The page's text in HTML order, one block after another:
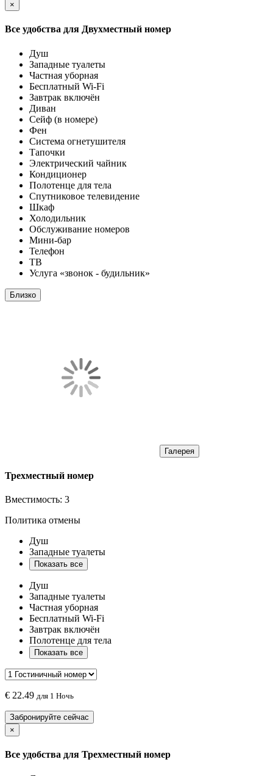
×
Все удобства для Двухместный номер
Душ
Западные туалеты
Частная уборная
Бесплатный Wi-Fi
Завтрак включён
Диван
Сейф (в номере)
Фен
Система огнетушителя
Тапочки
Электрический чайник
Кондиционер
Полотенце для тела
Спутниковое телевидение
Шкаф
Холодильник
Обслуживание номеров
Мини-бар
Телефон
ТВ
Услуга «звонок - будильник»
Близко
Галерея
Трехместный номер
Вместимость: 3
Политика отмены
Душ
Западные туалеты
Показать все
Душ
Западные туалеты
Частная уборная
Бесплатный Wi-Fi
Завтрак включён
Полотенце для тела
Показать все
€ 22.49 для 1 Ночь
Забронируйте сейчас
×
Все удобства для Трехместный номер